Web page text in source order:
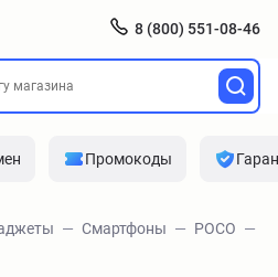
8 (800) 551-08-46
Промокоды
Смартфоны
POCO